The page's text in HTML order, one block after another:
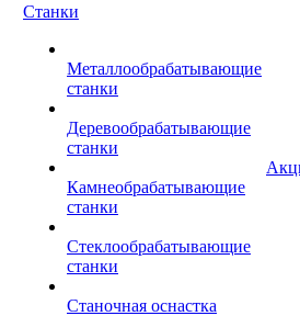
Станки
Металлообрабатывающие
станки
Деревообрабатывающие
станки
Камнеобрабатывающие
станки
Стеклообрабатывающие
станки
Станочная оснастка